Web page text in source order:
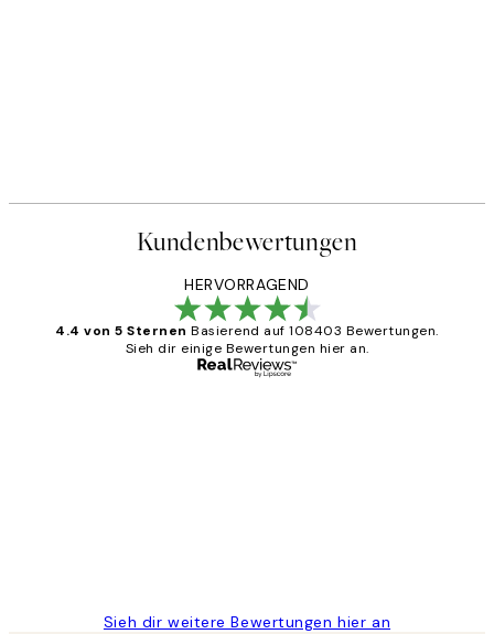
Kundenbewertungen
HERVORRAGEND
4.4 von 5 Sternen Basierend auf 108403 Bewertungen.
Sieh dir einige Bewertungen hier an.
Sieh dir weitere Bewertungen hier an